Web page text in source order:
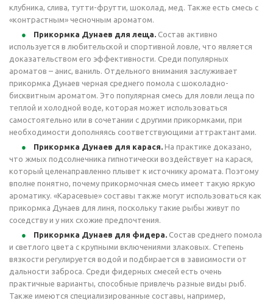
клубника, слива, тутти-фрутти, шоколад, мед. Также есть смесь с
«контрастным» чесночным ароматом.
Прикормка Дунаев для леща. Состав активно
используется в любительской и спортивной ловле, что является
доказательством его эффективности. Среди популярных
ароматов – анис, ваниль. Отдельного внимания заслуживает
прикормка Дунаев черная среднего помола с шоколадно-
бисквитным ароматом. Это популярная смесь для ловли леща по
теплой и холодной воде, которая может использоваться
самостоятельно или в сочетании с другими прикормками, при
необходимости дополняясь соответствующими аттрактантами.
Прикормка Дунаев для карася. На практике доказано,
что жмых подсолнечника гипнотически воздействует на карася,
который целенаправленно плывет к источнику аромата. Поэтому
вполне понятно, почему прикормочная смесь имеет такую яркую
ароматику. «Карасевые» составы также могут использоваться как
прикормка Дунаев для линя, поскольку такие рыбы живут по
соседству и у них схожие предпочтения.
Прикормка Дунаев для фидера. Состав среднего помола
и светлого цвета с крупными включениями злаковых. Степень
вязкости регулируется водой и подбирается в зависимости от
дальности заброса. Среди фидерных смесей есть очень
практичные варианты, способные привлечь разные виды рыб.
Также имеются специализированные составы, например,